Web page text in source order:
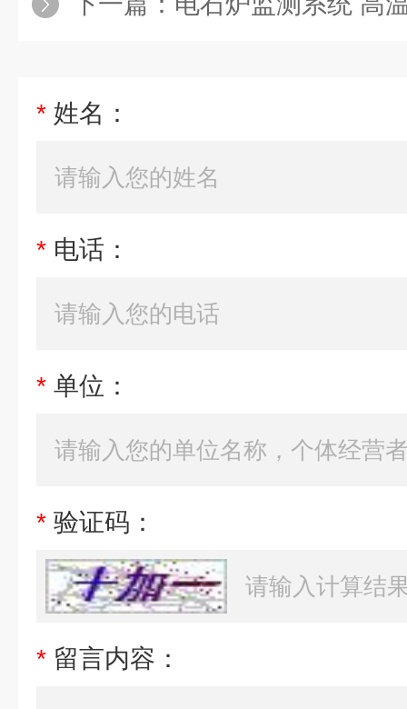
* 姓名：
* 电话：
* 单位：
* 验证码：
* 留言内容：